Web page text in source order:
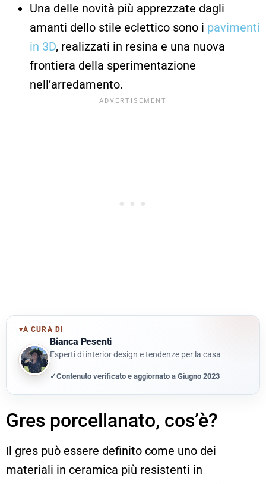
Una delle novità più apprezzate dagli
amanti dello stile eclettico sono i pavimenti
in 3D, realizzati in resina e una nuova
frontiera della sperimentazione
nell’arredamento.
▾A CURA DI
Bianca Pesenti
Esperti di interior design e tendenze per la casa
✓Contenuto verificato e aggiornato a Giugno 2023
Gres porcellanato, cos’è?
Il gres può essere definito come uno dei
materiali in ceramica più resistenti in